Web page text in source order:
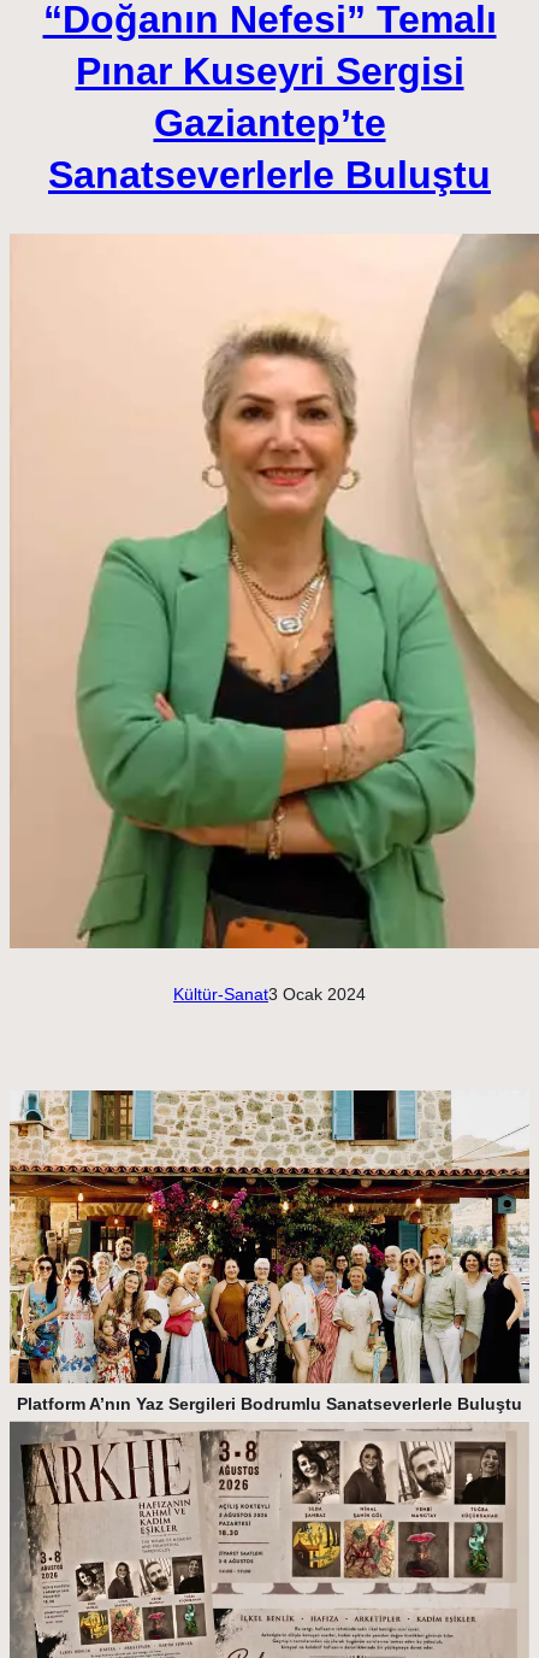
“Doğanın Nefesi” Temalı
Pınar Kuseyri Sergisi
Gaziantep’te
Sanatseverlerle Buluştu
Kültür-Sanat3 Ocak 2024
Platform A’nın Yaz Sergileri Bodrumlu Sanatseverlerle Buluştu